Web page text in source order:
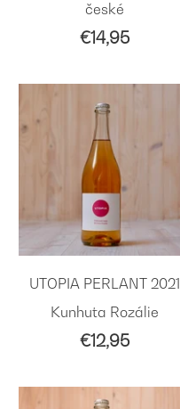
české
€14,95
UTOPIA PERLANT 2021
Kunhuta Rozálie
€12,95